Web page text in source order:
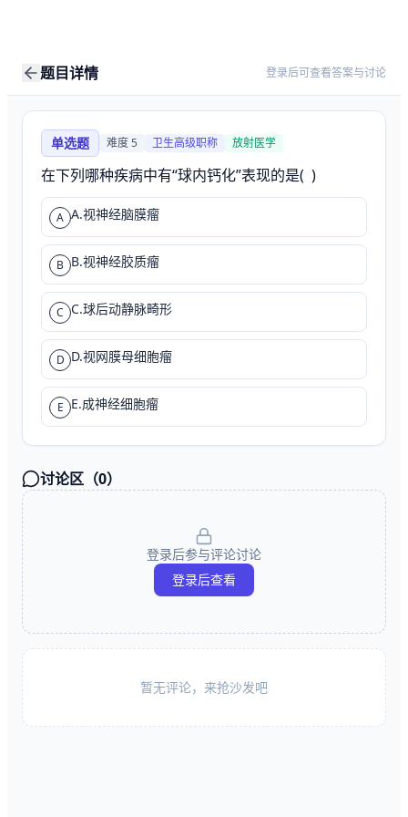
题目详情 登录后可查看答案与讨论
单选题 难度5 卫生高级职称 放射医学
在下列哪种疾病中有“球内钙化”表现的是(  )
A A.视神经脑膜瘤
B B.视神经胶质瘤
C C.球后动静脉畸形
D D.视网膜母细胞瘤
E E.成神经细胞瘤
讨论区（0）
登录后参与评论讨论
登录后查看
暂无评论，来抢沙发吧